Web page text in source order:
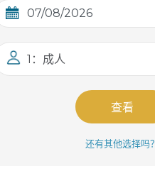
1：成人
查看
还有其他选择吗？